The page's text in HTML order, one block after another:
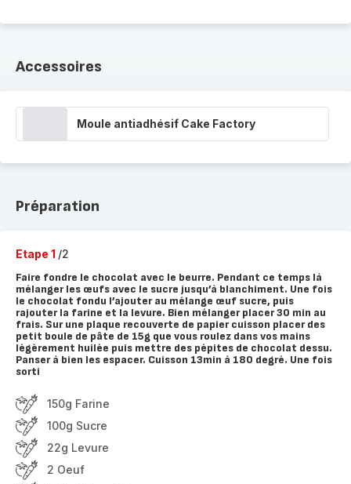
Accessoires
Moule antiadhésif Cake Factory
Préparation
Etape 1 /2
Faire fondre le chocolat avec le beurre. Pendant ce temps là
mélanger les œufs avec le sucre jusqu’à blanchiment. Une fois
le chocolat fondu l’ajouter au mélange œuf sucre, puis
rajouter la farine et la levure. Bien mélanger placer 30 min au
frais. Sur une plaque recouverte de papier cuisson placer des
petit boule de pâte de 15g que vous roulez dans vos mains
légèrement huilée puis mettre des pépites de chocolat dessu.
Panser à bien les espacer. Cuisson 13min à 180 degré. Une fois
sorti
150g Farine
100g Sucre
22g Levure
2 Oeuf